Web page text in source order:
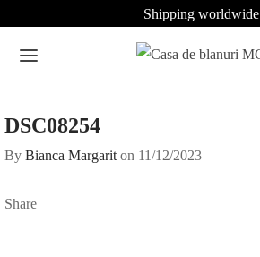
Shipping worldwide
DSC08254
By Bianca Margarit on 11/12/2023
Share